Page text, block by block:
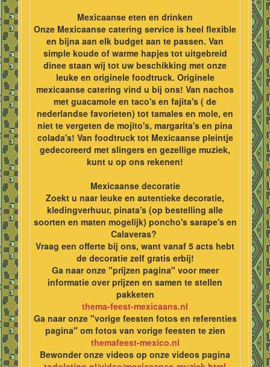
Mexicaanse eten en drinken
Onze Mexicaanse catering service is heel flexible
en bijna aan elk budget aan te passen. Van
simple koude of warme hapjes tot uitgebreid
dinee staan wij tot uw beschikking met onze
leuke en originele foodtruck. Originele
mexicaanse catering vind u bij ons! Van nachos
met guacamole en taco's en fajita's ( de
nederlandse favorieten) tot tamales en mole, en
niet te vergeten de mojito's, margarita's en pina
colada's! Van foodtruck tot Mexicaanse pleintje
gedecoreerd met slingers en gezellige muziek,
kunt u op ons rekenen!
Mexicaanse decoratie
Zoekt u naar leuke en autentieke decoratie,
kledingverhuur, pinata's (op bestelling alle
soorten en maten mogelijk) poncho's sarape's en
Calaveras?
Vraag een offerte bij ons, want vanaf 5 acts hebt
de decoratie zelf gratis erbij!
Ga naar onze "prijzen pagina" voor meer
informatie over prijzen en samen te stellen
pakketen
thema-feest-mexicaans.nl
Ga naar onze "vorige feesten fotos en referenties
pagina" om fotos van vorige feesten te zien
themafeest-mexico.nl
Bewonder onze videos op onze videos pagina